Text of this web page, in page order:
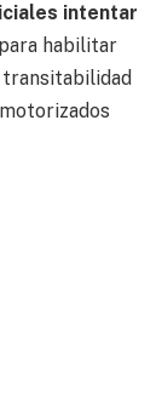
intentar
para habilitar